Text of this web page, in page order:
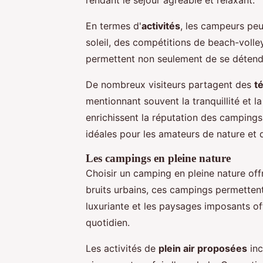
En termes d'activités, les campeurs
soleil, des compétitions de beach-
permettent non seulement de se
De nombreux visiteurs partagent des
mentionnant souvent la tranquillité et
enrichissent la réputation des
idéales pour les amateurs de nature et
Les campings en pleine nature
Choisir un camping en pleine nature
bruits urbains, ces campings
luxuriante et les paysages imposants
quotidien.
Les activités de plein air proposées